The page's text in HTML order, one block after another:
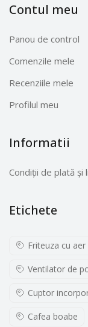
Contul meu
Panou de control
Comenzile mele
Recenziile mele
Profilul meu
Informatii
Condiții de plată și
Etichete
Friteuza cu aer
Ventilator de
Cuptor
Cafea boabe